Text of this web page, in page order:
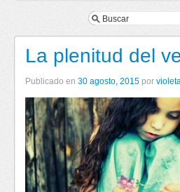
La plenitud del
Publicado en 30 agosto, 2015 por